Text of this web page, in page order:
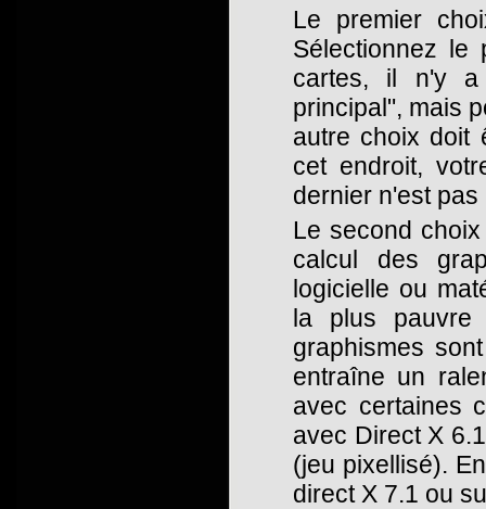
Le premier
Sélectionnez le
cartes, il n'y a
principal", mais
autre choix doit
cet endroit,
dernier n'est pas
Le second
calcul des
logicielle ou
la plus pauvre
graphismes
entraîne un
avec certaines
avec Direct X
(jeu pixellisé).
direct X 7.1 ou